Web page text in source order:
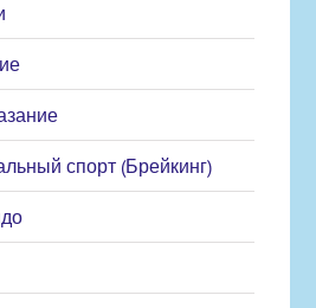
спорт (Брейкинг)